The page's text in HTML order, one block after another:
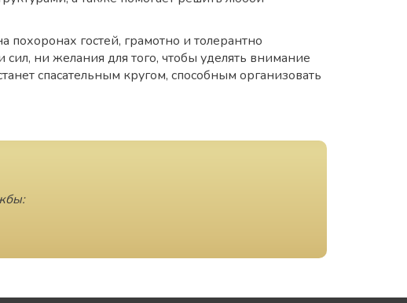
гостей, грамотно и толерантно
сил, ни желания для того, чтобы уделять внимание
спасательным кругом, способным организовать